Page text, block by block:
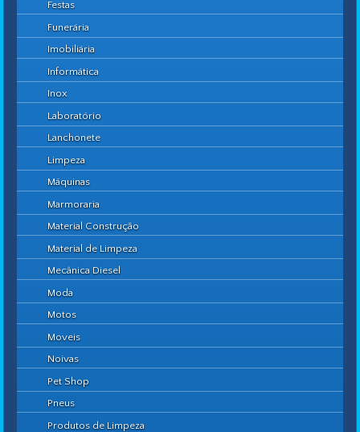
Festas
Funerária
Imobiliária
Informática
Inox
Laboratório
Lanchonete
Limpeza
Máquinas
Marmoraria
Material Construção
Material de Limpeza
Mecânica Diesel
Moda
Motos
Moveis
Noivas
Pet Shop
Pneus
Produtos de Limpeza